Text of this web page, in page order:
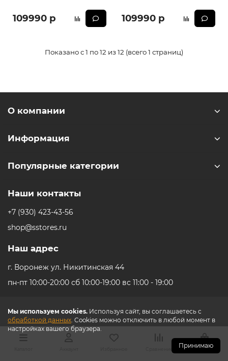
109990 р 109990 р
Показано с 1 по 12 из 12 (всего 1 страниц)
Мы используем cookies. Используя сайт, вы соглашаетесь с
обработкой данных. Cookies можно отключить в любой момент в
настройках вашего браузера.
Принимаю
О компании
Информация
Популярные категории
Наши контакты
+7 (930) 423-43-56
shop@sstores.ru
Наш адрес
г. Воронеж ул. Никитинская 44
пн-пт 10:00-20:00 сб 10:00-19:00 вс 11:00 - 19:00
Корзина